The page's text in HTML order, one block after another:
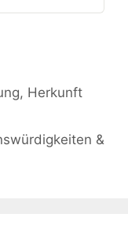
Herkunft
&